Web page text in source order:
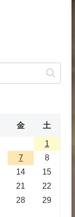
金 土
1
7
8
14
15
21
22
28
29